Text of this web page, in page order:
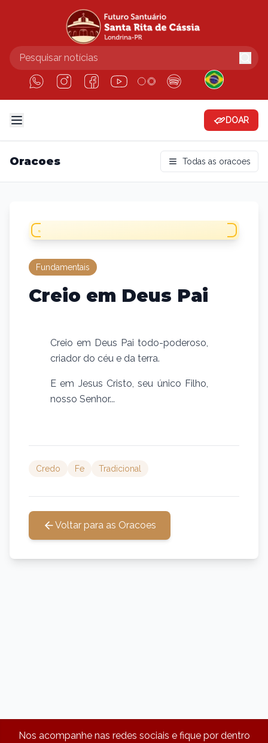
DOAR
Oracoes Todas as oracoes
Fundamentais
Creio em Deus Pai
Creio em Deus Pai todo-poderoso,
criador do céu e da terra.
E em Jesus Cristo, seu único Filho,
nosso Senhor...
Credo Fe Tradicional
Voltar para as Oracoes
Nos acompanhe nas redes sociais e fique por dentro